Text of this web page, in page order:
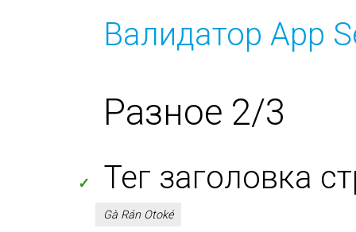
Валидатор App
Разное 2/3
✓ Тег заголовка
Gà Rán Otoké